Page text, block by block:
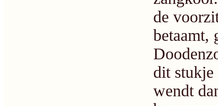
de
betaamt,
dit stukje
wendt